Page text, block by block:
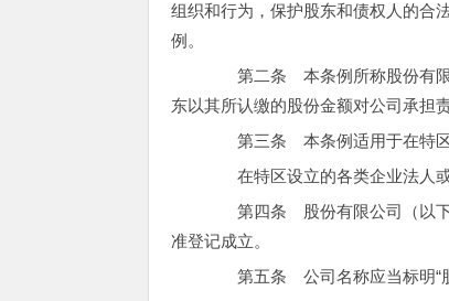
组织和行为，保护股东和债权人的合
例。
第二条 本条例所称股份有限
东以其所认缴的股份金额对公司承担
第三条 本条例适用于在特区
在特区设立的各类企业法人或
第四条 股份有限公司（以下
准登记成立。
第五条 公司名称应当标明“股